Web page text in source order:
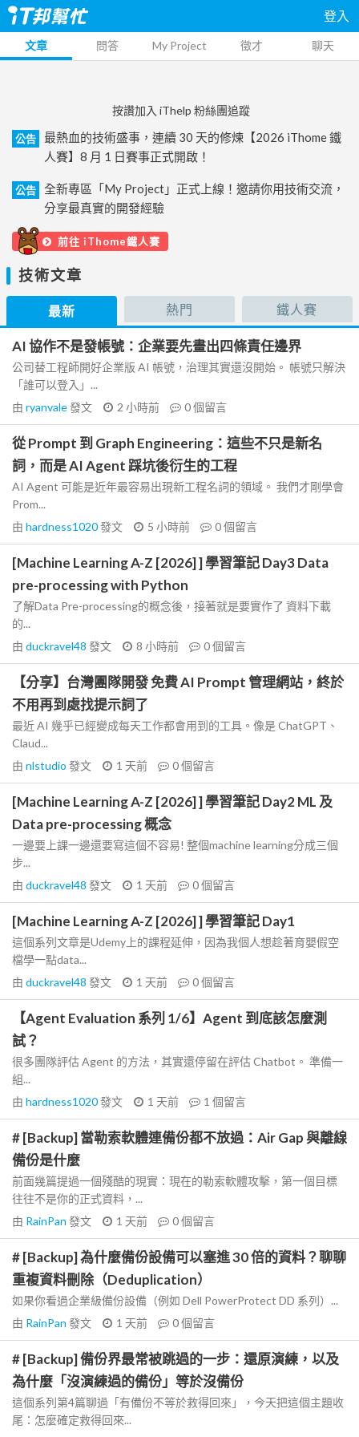
登入
文章 問答 My Project 徵才 聊天
按讚加入 iThelp 粉絲團追蹤
公告
最熱血的技術盛事，連續 30 天的修煉【2026 iThome 鐵
人賽】8 月 1 日賽事正式開啟！
公告
全新專區「My Project」正式上線！邀請你用技術交流，
分享最真實的開發經驗
前往 iThome鐵人賽
技術文章
最新 熱門 鐵人賽
AI 協作不是發帳號：企業要先畫出四條責任邊界
公司替工程師開好企業版 AI 帳號，治理其實還沒開始。 帳號只解決
「誰可以登入」...
由 ryanvale發文 2 小時前 0個留言
從 Prompt 到 Graph Engineering：這些不只是新名
詞，而是 AI Agent 踩坑後衍生的工程
AI Agent 可能是近年最容易出現新工程名詞的領域。 我們才剛學會
Prom...
由 hardness1020發文 5 小時前 0個留言
[Machine Learning A-Z [2026] ] 學習筆記 Day3 Data
pre-processing with Python
了解Data Pre-processing的概念後，接著就是要實作了 資料下載
的...
由 duckravel48 發文 8 小時前 0個留言
【分享】台灣團隊開發 免費 AI Prompt 管理網站，終於
不用再到處找提示詞了
最近 AI 幾乎已經變成每天工作都會用到的工具。像是 ChatGPT、
Claud...
由 nlstudio 發文 1 天前 0個留言
[Machine Learning A-Z [2026] ] 學習筆記 Day2 ML 及
Data pre-processing 概念
一邊要上課一邊還要寫這個不容易! 整個machine learning分成三個
步...
由 duckravel48 發文 1 天前 0個留言
[Machine Learning A-Z [2026] ] 學習筆記 Day1
這個系列文章是Udemy上的課程延伸，因為我個人想趁著育嬰假空
檔學一點data...
由 duckravel48 發文 1 天前 0個留言
【Agent Evaluation 系列 1/6】Agent 到底該怎麼測
試？
很多團隊評估 Agent 的方法，其實還停留在評估 Chatbot。 準備一
組...
由 hardness1020發文 1 天前 1 個留言
# [Backup] 當勒索軟體連備份都不放過：Air Gap 與離線
備份是什麼
前面幾篇提過一個殘酷的現實：現在的勒索軟體攻擊，第一個目標
往往不是你的正式資料，...
由 RainPan 發文 1 天前 0個留言
# [Backup] 為什麼備份設備可以塞進 30 倍的資料？聊聊
重複資料刪除（Deduplication）
如果你看過企業級備份設備（例如 Dell PowerProtect DD 系列）...
由 RainPan 發文 1 天前 0個留言
# [Backup] 備份界最常被跳過的一步：還原演練，以及
為什麼「沒演練過的備份」等於沒備份
這個系列第4篇聊過「有備份不等於救得回來」，今天把這個主題收
尾：怎麼確定救得回來...